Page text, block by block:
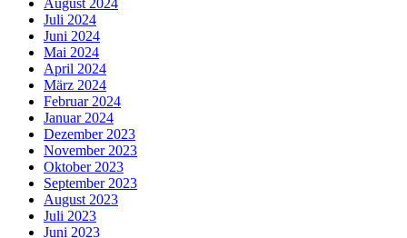
Juli 2024
Juni 2024
Mai 2024
April 2024
März 2024
Februar 2024
Januar 2024
Dezember 2023
November 2023
Oktober 2023
September 2023
August 2023
Juli 2023
Juni 2023